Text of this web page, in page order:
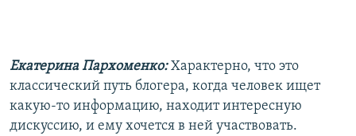
Екатерина Пархоменко:Характерно, что это
классический путь блогера, когда человек ищет
какую-то информацию, находит интересную
дискуссию, и ему хочется в ней участвовать.